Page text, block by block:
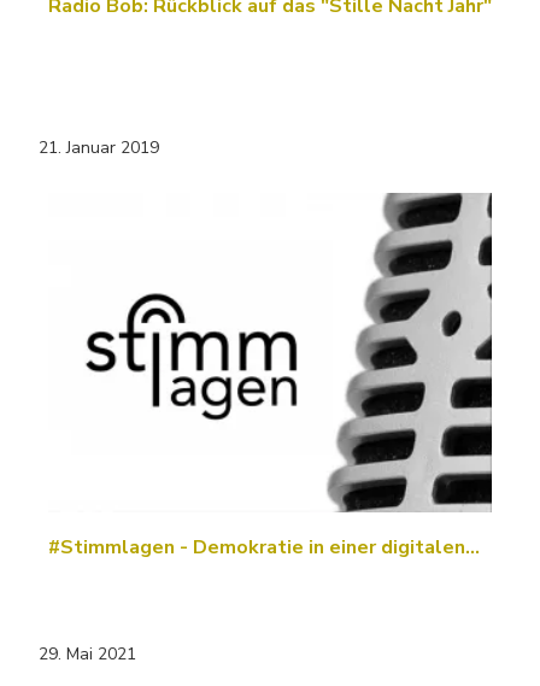
Radio Bob: Rückblick auf das "Stille Nacht Jahr"
21. Januar 2019
#Stimmlagen - Demokratie in einer digitalen…
29. Mai 2021